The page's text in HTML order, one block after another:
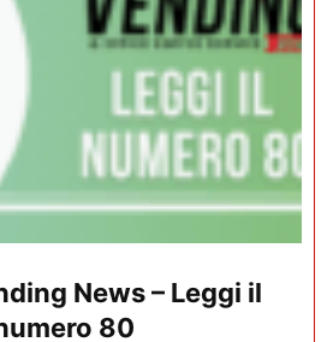
News – Leggi il
80